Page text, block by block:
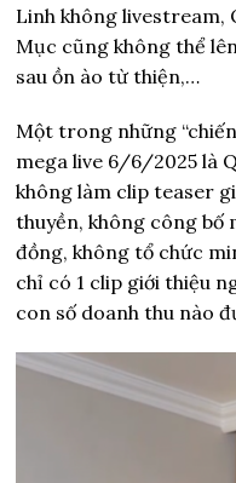
Linh không livestream,
Mục cũng không thể
sau ồn ào từ thiện,…
Một trong những
mega live 6/6/2025 là
không làm clip teaser
thuyền, không công
đồng, không tổ chức
chỉ có 1 clip giới thiệu
con số doanh thu nào